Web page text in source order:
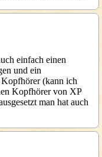
einfach einen
und ein
(kann ich
Kopfhörer von XP
man hat auch